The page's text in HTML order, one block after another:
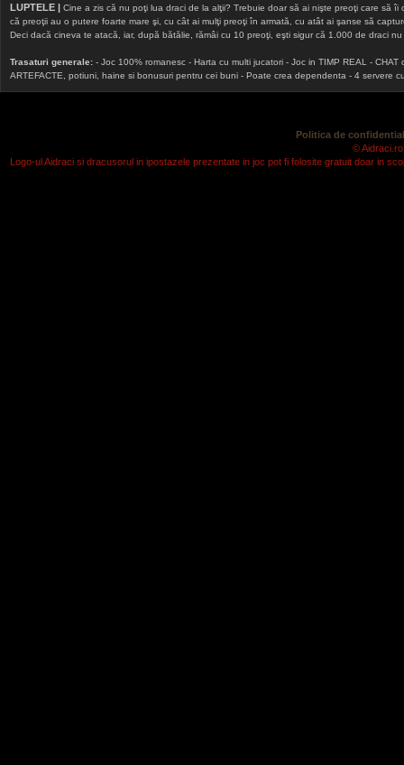
LUPTELE | Cine a zis că nu poţi lua draci de la alţii? Trebuie doar să ai nişte preoţi care să
că preoţii au o putere foarte mare şi, cu cât ai mulţi preoţi în armată, cu atât ai şanse să
Deci dacă cineva te atacă, iar, după bătălie, rămâi cu 10 preoţi, eşti sigur că 1.000 de draci
Trasaturi generale: - Joc 100% romanesc - Harta cu multi jucatori - Joc in TIMP REAL -
ARTEFACTE, potiuni, haine si bonusuri pentru cei buni - Poate crea dependenta - 4 servere
Politica de
©
Logo-ul Aidraci si dracusorul in ipostazele prezentate in joc pot fi folosite gratuit doar in